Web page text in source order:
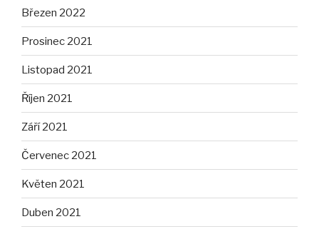
Březen 2022
Prosinec 2021
Listopad 2021
Říjen 2021
Září 2021
Červenec 2021
Květen 2021
Duben 2021